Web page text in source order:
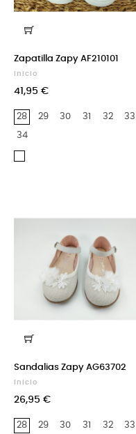
Zapatilla Zapy AF210101
Inicio
41,95 €
28 29 30 31 32 33
34
Sandalias Zapy AG63702
Inicio
26,95 €
28 29 30 31 32 33